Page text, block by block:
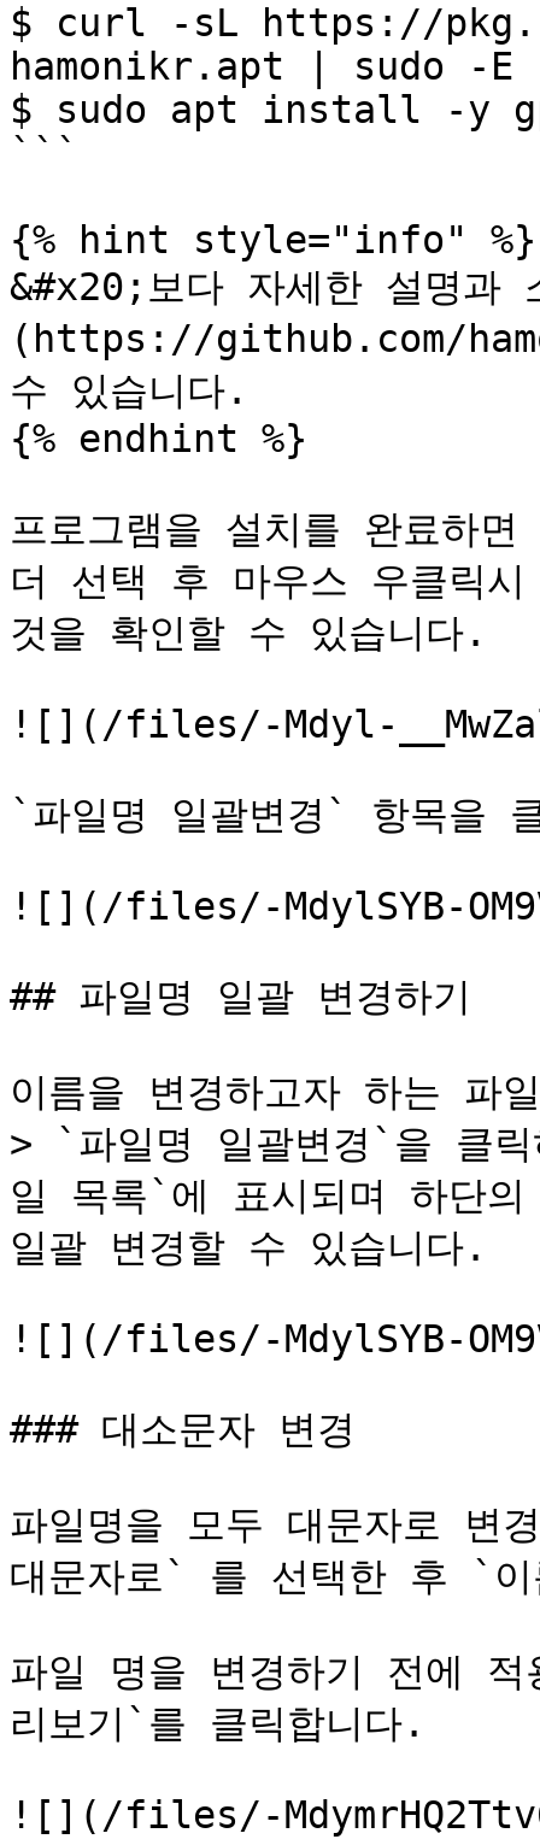
$ curl -sL https://
hamonikr.apt | sudo -E
$ sudo apt install -y
```
{% hint style="info" %}
&#x20;보다 자세한 설명과
(https://github.com/
수 있습니다.
{% endhint %}
프로그램을 설치를 완료하
더 선택 후 마우스 우클릭
것을 확인할 수 있습니다.
![](/files/-Mdyl-
`파일명 일괄변경` 항목을
![](/files/-MdylSYB-
## 파일명 일괄 변경하기
이름을 변경하고자 하는 파
> `파일명 일괄변경`을 클
일 목록`에 표시되며 하단
일괄 변경할 수 있습니다.
![](/files/-MdylSYB-
### 대소문자 변경
파일명을 모두 대문자로 변
대문자로` 를 선택한 후 `이
파일 명을 변경하기 전에
리보기`를 클릭합니다.
![](/files/-